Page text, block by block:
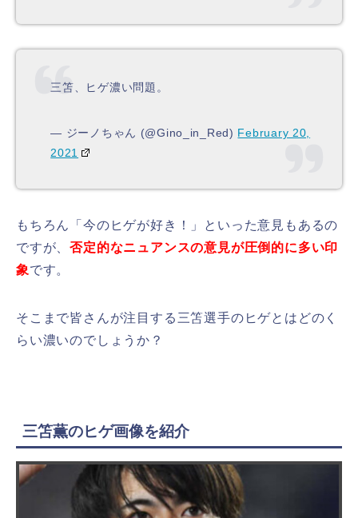
三笘、ヒゲ濃い問題。
— ジーノちゃん (@Gino_in_Red) February 20,
2021
もちろん「今のヒゲが好き！」といった意見もあるの
ですが、否定的なニュアンスの意見が圧倒的に多い印
象です。
そこまで皆さんが注目する三笘選手のヒゲとはどのく
らい濃いのでしょうか？
三笘薫のヒゲ画像を紹介